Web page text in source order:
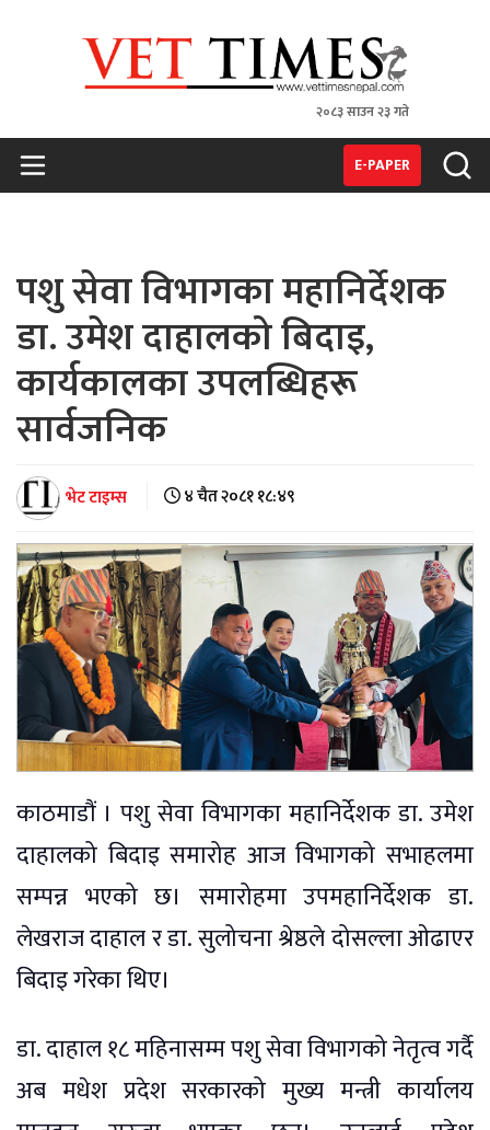
२०८३ साउन २३ गते
E-PAPER
पशु सेवा विभागका महानिर्देशक
डा. उमेश दाहालको बिदाइ,
कार्यकालका उपलब्धिहरू
सार्वजनिक
भेट टाइम्स ४ चैत २०८१ १८:४९
काठमाडौं । पशु सेवा विभागका महानिर्देशक डा. उमेश
दाहालको बिदाइ समारोह आज विभागको सभाहलमा
सम्पन्न भएको छ। समारोहमा उपमहानिर्देशक डा.
लेखराज दाहाल र डा. सुलोचना श्रेष्ठले दोसल्ला ओढाएर
बिदाइ गरेका थिए।
डा. दाहाल १८ महिनासम्म पशु सेवा विभागको नेतृत्व गर्दै
अब मधेश प्रदेश सरकारको मुख्य मन्त्री कार्यालय